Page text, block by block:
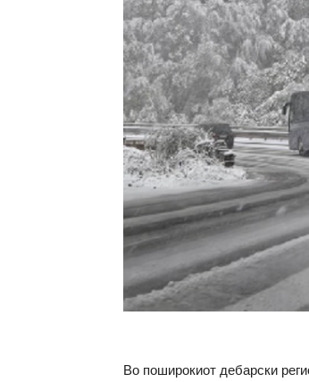
Во поширокиот дебарски